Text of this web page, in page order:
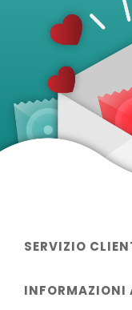
SERVIZIO
INFORMAZIONI